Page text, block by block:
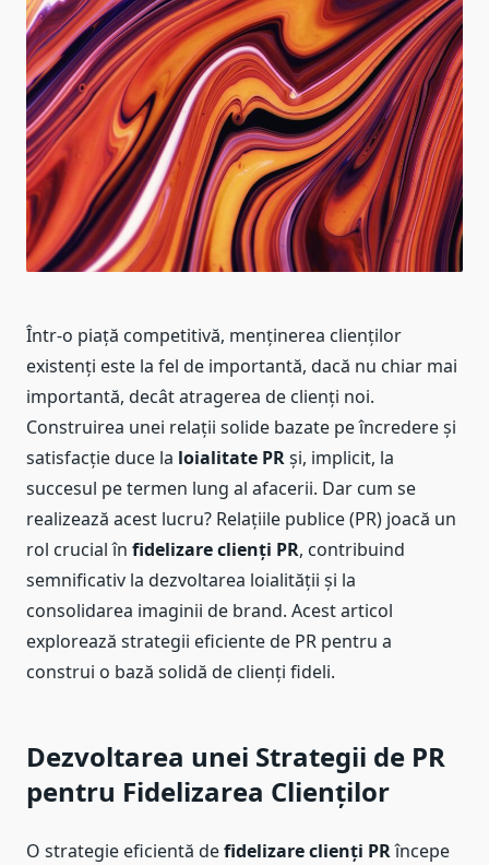
Într-o piață competitivă, menținerea clienților
existenți este la fel de importantă, dacă nu chiar mai
importantă, decât atragerea de clienți noi.
Construirea unei relații solide bazate pe încredere și
satisfacție duce la loialitate PRși, implicit, la
succesul pe termen lung al afacerii. Dar cum se
realizează acest lucru? Relațiile publice (PR) joacă un
rol crucial în fidelizare clienți PR, contribuind
semnificativ la dezvoltarea loialității și la
consolidarea imaginii de brand. Acest articol
explorează strategii eficiente de PR pentru a
construi o bază solidă de clienți fideli.
Dezvoltarea unei Strategii de PR
pentru Fidelizarea Clienților
O strategie eficientă defidelizare clienți PRîncepe